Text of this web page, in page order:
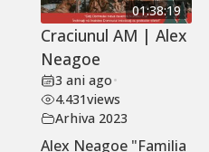
01:38:19
Craciunul AM | Alex
Neagoe
3 ani ago•
4.431views
Arhiva 2023
Alex Neagoe "Familia